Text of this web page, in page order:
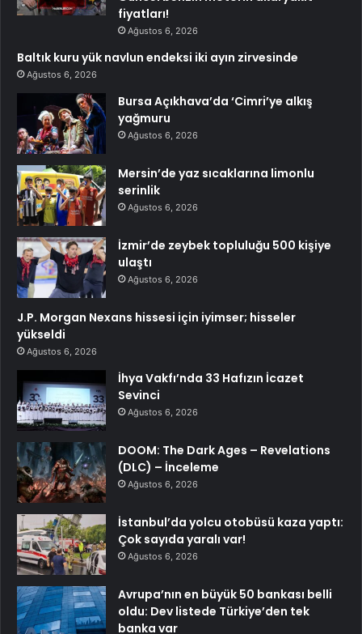
fiyatları!
Ağustos 6, 2026
Baltık kuru yük navlun endeksi iki ayın zirvesinde
Ağustos 6, 2026
Bursa Açıkhava’da ‘Cimri’ye alkış
yağmuru
Ağustos 6, 2026
Mersin’de yaz sıcaklarına limonlu
serinlik
Ağustos 6, 2026
İzmir’de zeybek topluluğu 500 kişiye
ulaştı
Ağustos 6, 2026
J.P. Morgan Nexans hissesi için iyimser; hisseler
yükseldi
Ağustos 6, 2026
İhya Vakfı’nda 33 Hafızın İcazet
Sevinci
Ağustos 6, 2026
DOOM: The Dark Ages – Revelations
(DLC) – İnceleme
Ağustos 6, 2026
İstanbul’da yolcu otobüsü kaza yaptı:
Çok sayıda yaralı var!
Ağustos 6, 2026
Avrupa’nın en büyük 50 bankası belli
oldu: Dev listede Türkiye’den tek
banka var